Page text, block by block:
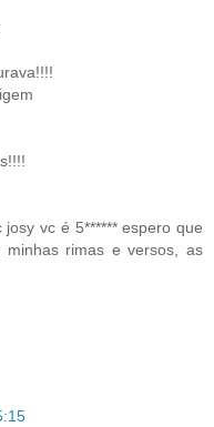
vc é 5****** espero que
minhas rimas e versos, as